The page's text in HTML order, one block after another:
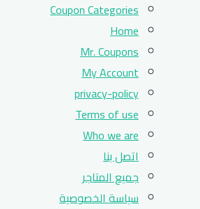
Coupon Categories
Home
Mr. Coupons
My Account
privacy-policy
Terms of use
Who we are
اتصل بنا
جميع المتاجر
سياسة الخصوصية